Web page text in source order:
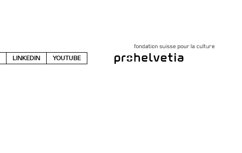
LINKEDIN YOUTUBE